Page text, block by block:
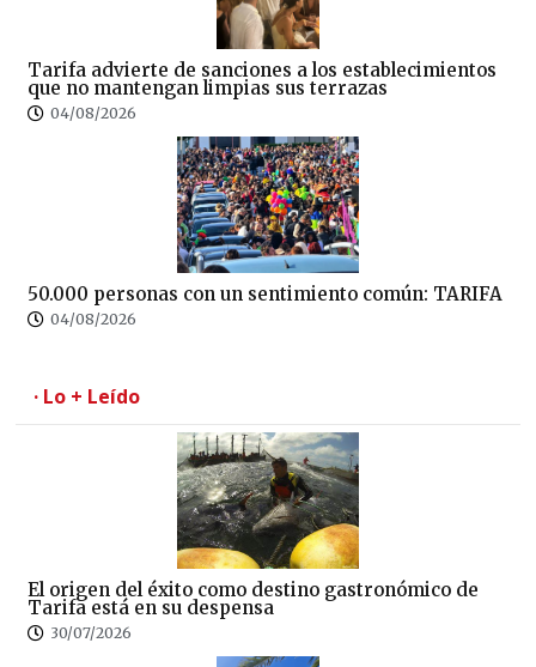
Tarifa advierte de sanciones a los establecimientos
que no mantengan limpias sus terrazas
04/08/2026
50.000 personas con un sentimiento común: TARIFA
04/08/2026
· Lo + Leído
El origen del éxito como destino gastronómico de
Tarifa está en su despensa
30/07/2026